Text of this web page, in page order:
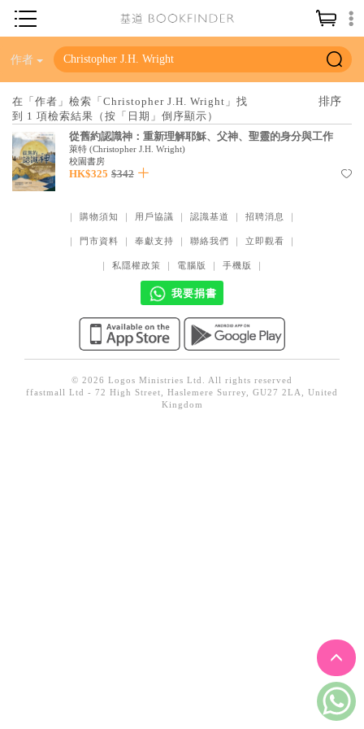
神學／教義
聖經
信仰入門
教會歷史
信徒生活
教會事工
社會／倫理
哲學／宗教比較
見證／傳記
作者
在「作者」檢索「Christopher J.H. Wright」找
到 1 項檢索結果（按「日期」倒序顯示）
從舊約認識神：重新理解耶穌、父神、聖靈的身分與工作
萊特 (Christopher J.H. Wright)
校園書房
HK$325 $342
｜ 購物須知 ｜ 用戶協議 ｜ 認識基道 ｜ 招聘消息 ｜
｜ 門市資料 ｜ 奉獻支持 ｜ 聯絡我們 ｜ 立即觀看 ｜
｜ 私隱權政策 ｜ 電腦版 ｜ 手機版 ｜
我要捐書
© 2026 Logos Ministries Ltd. All rights reserved
ffastmall Ltd - 72 High Street, Haslemere Surrey, GU27 2LA, United
Kingdom